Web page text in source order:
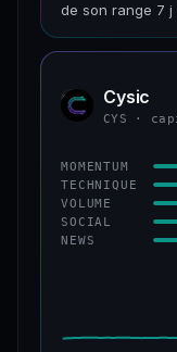
de son range 7 j
CAP. MARCHÉ
VAR. 7 J
VS ATH
−69,5 %
CONFIANCE
CYS Cysic
CYS ·
MOMENTUM
TECHNIQUE
VOLUME
SOCIAL
NEWS